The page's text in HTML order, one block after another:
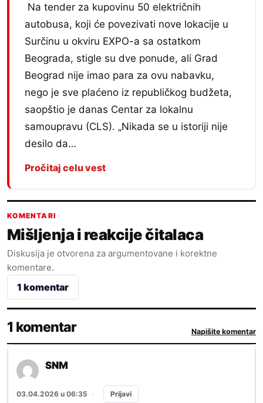
Na tender za kupovinu 50 električnih
autobusa, koji će povezivati nove lokacije u
Surčinu u okviru EXPO-a sa ostatkom
Beograda, stigle su dve ponude, ali Grad
Beograd nije imao para za ovu nabavku,
nego je sve plaćeno iz republičkog budžeta,
saopštio je danas Centar za lokalnu
samoupravu (CLS). „Nikada se u istoriji nije
desilo da…
Pročitaj celu vest
KOMENTARI
Mišljenja i reakcije čitalaca
Diskusija je otvorena za argumentovane i korektne
komentare.
1 komentar
1 komentar Napišite komentar
SNM
03.04.2026 u 06:35 · Prijavi